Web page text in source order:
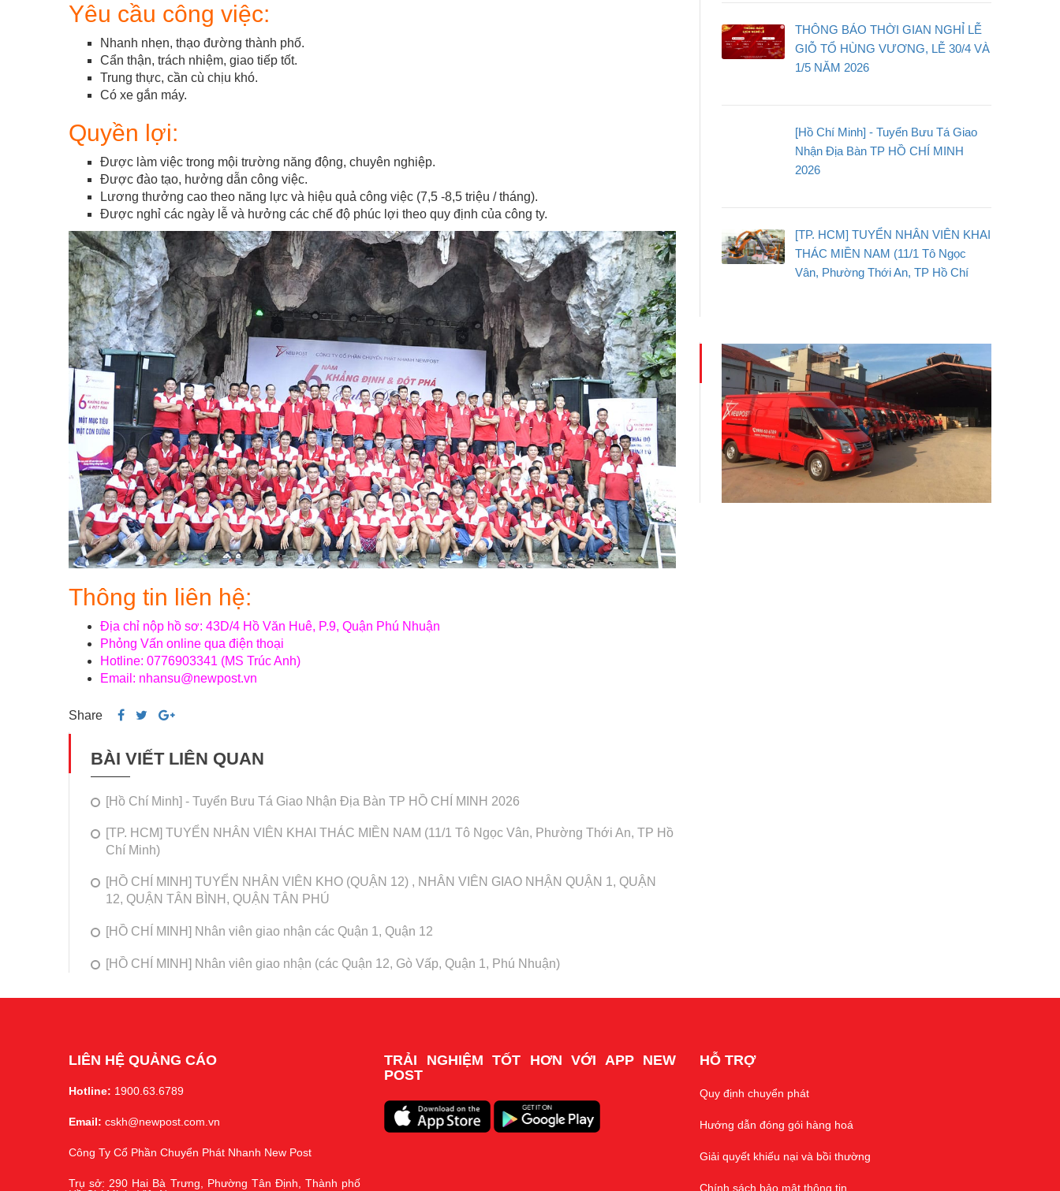
Yêu cầu công việc:
Nhanh nhẹn, thạo đường thành phố.
Cẩn thận, trách nhiệm, giao tiếp tốt.
Trung thực, cần cù chịu khó.
Có xe gắn máy.
Quyền lợi:
Được làm việc trong mội trường năng động, chuyên nghiệp.
Được đào tạo, hưởng dẫn công việc.
Lương thưởng cao theo năng lực và hiệu quả công việc (7,5 -8,5 triệu / tháng).
Được nghỉ các ngày lễ và hưởng các chế độ phúc lợi theo quy định của công ty.
Thông tin liên hệ:
Địa chỉ nộp hồ sơ: 43D/4 Hồ Văn Huê, P.9, Quận Phú Nhuận
Phỏng Vấn online qua điện thoại
Hotline: 0776903341 (MS Trúc Anh)
Email: nhansu@newpost.vn
Share
BÀI VIẾT LIÊN QUAN
[Hồ Chí Minh] - Tuyển Bưu Tá Giao Nhận Địa Bàn TP HỒ CHÍ MINH 2026
[TP. HCM] TUYỂN NHÂN VIÊN KHAI THÁC MIỀN NAM (11/1 Tô Ngọc Vân, Phường Thới An, TP Hồ
Chí Minh)
[HỒ CHÍ MINH] TUYỂN NHÂN VIÊN KHO (QUẬN 12) , NHÂN VIÊN GIAO NHẬN QUẬN 1, QUẬN
12, QUẬN TÂN BÌNH, QUẬN TÂN PHÚ
[HỒ CHÍ MINH] Nhân viên giao nhận các Quận 1, Quận 12
[HỒ CHÍ MINH] Nhân viên giao nhận (các Quận 12, Gò Vấp, Quận 1, Phú Nhuận)
THÔNG BÁO THỜI GIAN NGHỈ LỄ
GIỖ TỔ HÙNG VƯƠNG, LỄ 30/4 VÀ
1/5 NĂM 2026
[Hồ Chí Minh] - Tuyển Bưu Tá Giao
Nhận Địa Bàn TP HỒ CHÍ MINH
2026
[TP. HCM] TUYỂN NHÂN VIÊN KHAI
THÁC MIỀN NAM (11/1 Tô Ngọc
Vân, Phường Thới An, TP Hồ Chí
LIÊN HỆ QUẢNG CÁO
Hotline: 1900.63.6789
Email: cskh@newpost.com.vn
Công Ty Cổ Phần Chuyển Phát Nhanh New Post
Trụ sở: 290 Hai Bà Trưng, Phường Tân Định, Thành phố
TRẢI NGHIỆM TỐT HƠN VỚI APP NEW
POST
HỖ TRỢ
Quy định chuyển phát
Hướng dẫn đóng gói hàng hoá
Giải quyết khiếu nại và bồi thường
Chính sách bảo mật thông tin